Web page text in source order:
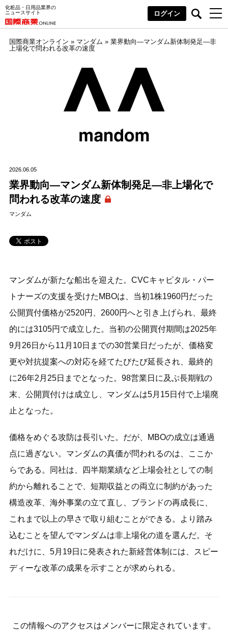
化粧品・日用品業界の
ニュースサイト
ログイン
国際商業オンライン » マンダム » 業界動向―マンダム新体制発足―非
上場化で問われる改革の速度
2026.06.05
業界動向―マンダム新体制発足―非上場化で
問われる改革の速度
マンダム
マンダムが新たな船出を迎えた。CVCキャピタル・パー
トナーズの支援を受けたMBOは、当初1株1960円だった
公開買付価格が2520円、2600円へと引き上げられ、最終
的には3105円で成立した。当初の公開買付期間は2025年
9月26日から11月10日までの30営業日だったが、価格変
更や対抗提案への対応を経てたびたび延長され、最終的
に26年2月25日までとなった。98営業日に及ぶ長期戦の
末、公開買付けは成立し、マンダムは5月15日付で上場廃
止となった。
価格をめぐる攻防は長引いた。だが、MBOの成立は通過
点に過ぎない。マンダムの真価が問われるのは、ここか
らである。同社は、四半期業績など上場会社としての制
約から離れることで、短期収益との両立に制約があった
構造改革、海外事業の立て直し、ブランドの再成長に、
これまで以上の早さで取り組むことができる。より踏み
込むことを望んでマンダムは非上場化の道を選んだ。そ
れだけに、5月19日に発表された新経営体制には、スピー
ディーな改革の成果を示すことが求められる。
この情報へのアクセスはメンバーに限定されています。